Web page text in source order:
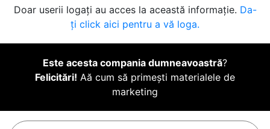
Doar userii logați au acces la această informație. Da-
ți click aici pentru a vă loga.
Este acesta compania dumneavoastră?
Felicitări! Aă cum să primești materialele de
marketing